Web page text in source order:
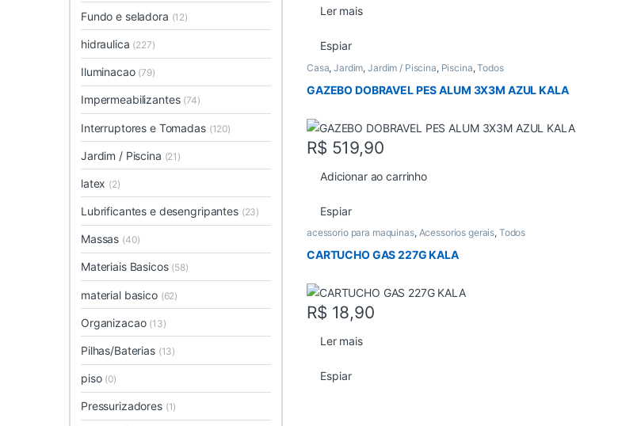
Ler mais
Espiar
Casa,Jardim,Jardim / Piscina, Piscina,Todos
GAZEBO DOBRAVEL PES ALUM 3X3M AZUL KALA
R$ 519,90
Adicionar ao carrinho
Espiar
acessorio para maquinas, Acessorios gerais, Todos
CARTUCHO GAS 227G KALA
R$ 18,90
Ler mais
Espiar
Fundo e seladora (12)
hidraulica (227)
Iluminacao (79)
Impermeabilizantes (74)
Interruptores e Tomadas (120)
Jardim / Piscina (21)
latex (2)
Lubrificantes e desengripantes (23)
Massas (40)
Materiais Basicos (58)
material basico (62)
Organizacao (13)
Pilhas/Baterias (13)
piso (0)
Pressurizadores (1)